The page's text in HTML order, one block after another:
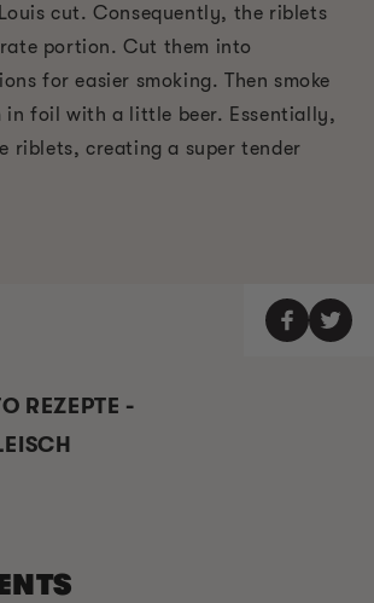
cut. Consequently, the riblets
portion. Cut them into
for easier smoking. Then smoke
in foil with a little beer. Essentially,
riblets, creating a super tender
REZEPTE -